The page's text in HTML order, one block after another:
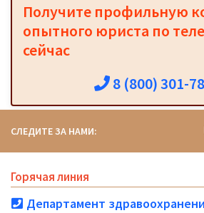
Получите профильную
опытного юриста по
сейчас
8 (800) 301-
СЛЕДИТЕ ЗА НАМИ:
Горячая линия
Департамент